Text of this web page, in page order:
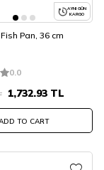
AYNI GÜN
KARGO
Pan, 36 cm
0.0
1,732.93 TL
TO CART